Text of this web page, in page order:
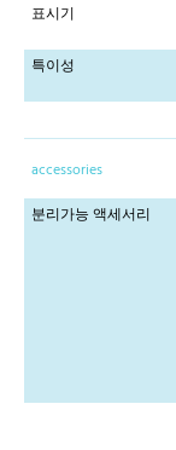
표시기
특이성
accessories
분리가능 액세서리